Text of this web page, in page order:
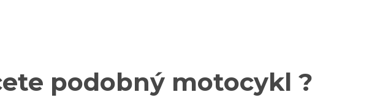
podobný motocykl ?